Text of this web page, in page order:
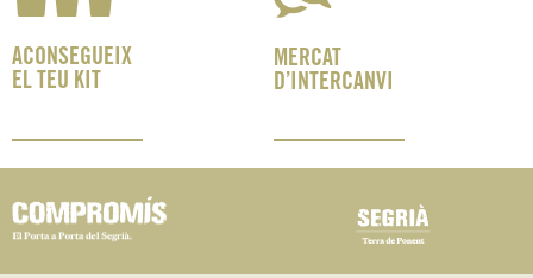
ACONSEGUEIX
EL TEU KIT
MERCAT
D’INTERCANVI